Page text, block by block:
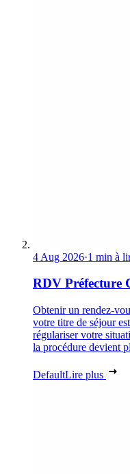
4 Aug 2026·1 min à
RDV Préfecture
Obtenir un rendez-
votre titre de séjour
régulariser votre
la procédure devient
DefaultLire plus